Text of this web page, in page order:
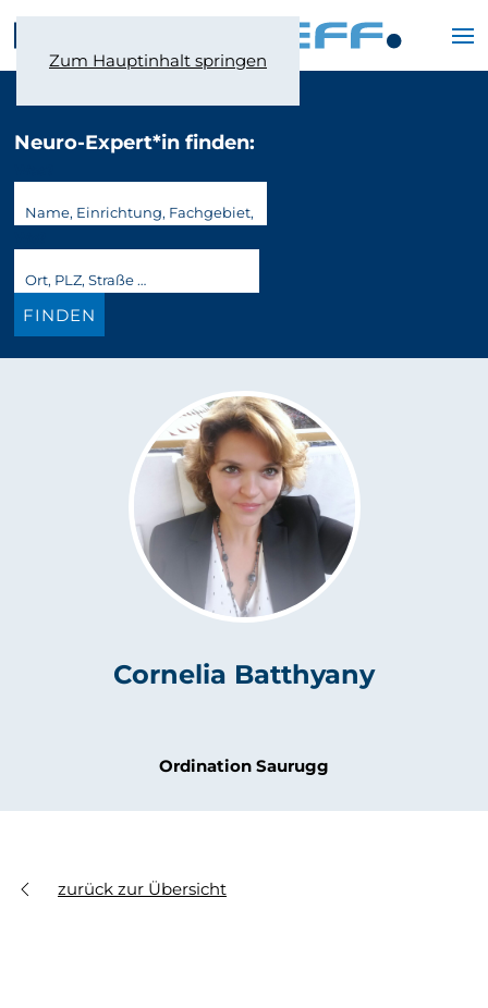
Zum Hauptinhalt springen
Neuro-Expert*in finden:
Cornelia Batthyany
Ordination Saurugg
zurück zur Übersicht